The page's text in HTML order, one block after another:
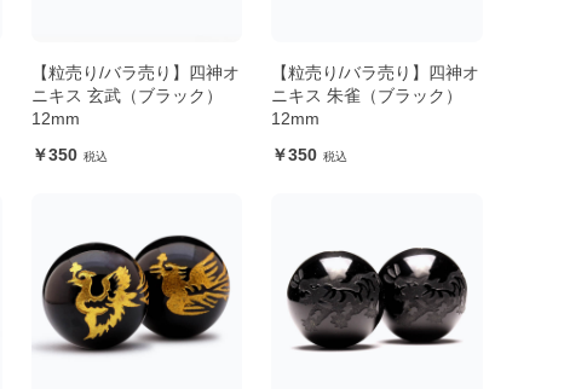
【粒売り/バラ売り】四神オ
ニキス 玄武（ブラック）
12mm
350
【粒売り/バラ売り】四神オ
ニキス 朱雀（ブラック）
12mm
350